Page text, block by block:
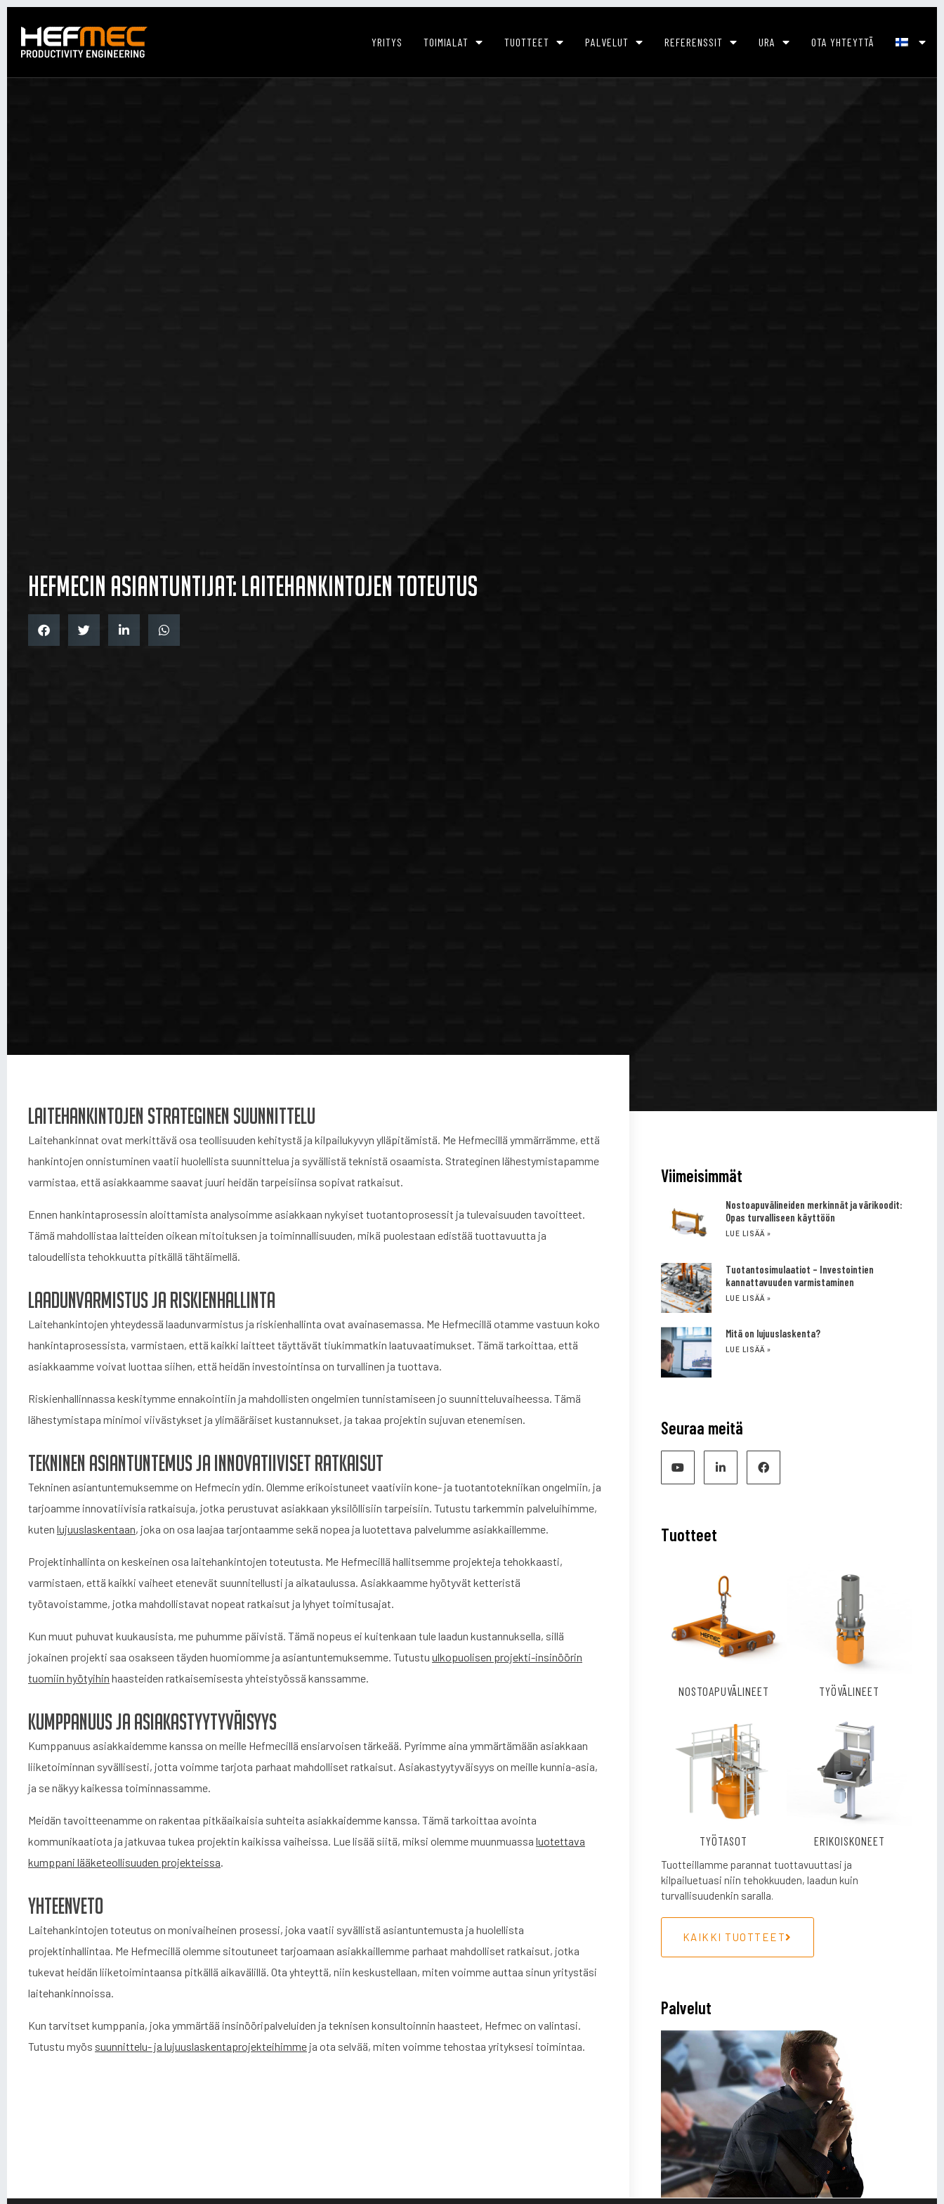
YRITYS TOIMIALAT TUOTTEET PALVELUT REFERENSSIT URA OTA YHTEYTTÄ
Hefmecin asiantuntijat: Laitehankintojen toteutus
Laitehankintojen strateginen suunnittelu
Laitehankinnat ovat merkittävä osa teollisuuden kehitystä ja kilpailukyvyn ylläpitämistä. Me Hefmecillä ymmärrämme, että
hankintojen onnistuminen vaatii huolellista suunnittelua ja syvällistä teknistä osaamista. Strateginen lähestymistapamme
varmistaa, että asiakkaamme saavat juuri heidän tarpeisiinsa sopivat ratkaisut.
Ennen hankintaprosessin aloittamista analysoimme asiakkaan nykyiset tuotantoprosessit ja tulevaisuuden tavoitteet.
Tämä mahdollistaa laitteiden oikean mitoituksen ja toiminnallisuuden, mikä puolestaan edistää tuottavuutta ja
taloudellista tehokkuutta pitkällä tähtäimellä.
Laadunvarmistus ja riskienhallinta
Laitehankintojen yhteydessä laadunvarmistus ja riskienhallinta ovat avainasemassa. Me Hefmecillä otamme vastuun koko
hankintaprosessista, varmistaen, että kaikki laitteet täyttävät tiukimmatkin laatuvaatimukset. Tämä tarkoittaa, että
asiakkaamme voivat luottaa siihen, että heidän investointinsa on turvallinen ja tuottava.
Riskienhallinnassa keskitymme ennakointiin ja mahdollisten ongelmien tunnistamiseen jo suunnitteluvaiheessa. Tämä
lähestymistapa minimoi viivästykset ja ylimääräiset kustannukset, ja takaa projektin sujuvan etenemisen.
Tekninen asiantuntemus ja innovatiiviset ratkaisut
Tekninen asiantuntemuksemme on Hefmecin ydin. Olemme erikoistuneet vaativiin kone- ja tuotantotekniikan ongelmiin, ja
tarjoamme innovatiivisia ratkaisuja, jotka perustuvat asiakkaan yksilöllisiin tarpeisiin. Tutustu tarkemmin palveluihimme,
kuten lujuuslaskentaan, joka on osa laajaa tarjontaamme sekä nopea ja luotettava palvelumme asiakkaillemme.
Projektinhallinta on keskeinen osa laitehankintojen toteutusta. Me Hefmecillä hallitsemme projekteja tehokkaasti,
varmistaen, että kaikki vaiheet etenevät suunnitellusti ja aikataulussa. Asiakkaamme hyötyvät ketteristä
työtavoistamme, jotka mahdollistavat nopeat ratkaisut ja lyhyet toimitusajat.
Kun muut puhuvat kuukausista, me puhumme päivistä. Tämä nopeus ei kuitenkaan tule laadun kustannuksella, sillä
jokainen projekti saa osakseen täyden huomiomme ja asiantuntemuksemme. Tutustu ulkopuolisen projekti-insinöörin
tuomiin hyötyihin haasteiden ratkaisemisesta yhteistyössä kanssamme.
Kumppanuus ja asiakastyytyväisyys
Kumppanuus asiakkaidemme kanssa on meille Hefmecillä ensiarvoisen tärkeää. Pyrimme aina ymmärtämään asiakkaan
liiketoiminnan syvällisesti, jotta voimme tarjota parhaat mahdolliset ratkaisut. Asiakastyytyväisyys on meille kunnia-asia,
ja se näkyy kaikessa toiminnassamme.
Meidän tavoitteenamme on rakentaa pitkäaikaisia suhteita asiakkaidemme kanssa. Tämä tarkoittaa avointa
kommunikaatiota ja jatkuvaa tukea projektin kaikissa vaiheissa. Lue lisää siitä, miksi olemme muunmuassa luotettava
kumppani lääketeollisuuden projekteissa.
Yhteenveto
Laitehankintojen toteutus on monivaiheinen prosessi, joka vaatii syvällistä asiantuntemusta ja huolellista
projektinhallintaa. Me Hefmecillä olemme sitoutuneet tarjoamaan asiakkaillemme parhaat mahdolliset ratkaisut, jotka
tukevat heidän liiketoimintaansa pitkällä aikavälillä. Ota yhteyttä, niin keskustellaan, miten voimme auttaa sinun yritystäsi
laitehankinnoissa.
Kun tarvitset kumppania, joka ymmärtää insinööripalveluiden ja teknisen konsultoinnin haasteet, Hefmec on valintasi.
Tutustu myös suunnittelu- ja lujuuslaskentaprojekteihimme ja ota selvää, miten voimme tehostaa yrityksesi toimintaa.
Viimeisimmät
Nostoapuvälineiden merkinnät ja värikoodit:
Opas turvalliseen käyttöön
LUE LISÄÄ »
Tuotantosimulaatiot – Investointien
kannattavuuden varmistaminen
LUE LISÄÄ »
Mitä on lujuuslaskenta?
LUE LISÄÄ »
Seuraa meitä
Tuotteet
NOSTOAPUVÄLINEET TYÖVÄLINEET
TYÖTASOT ERIKOISKONEET
Tuotteillamme parannat tuottavuuttasi ja
kilpailuetuasi niin tehokkuuden, laadun kuin
turvallisuudenkin saralla.
KAIKKI TUOTTEET
Palvelut